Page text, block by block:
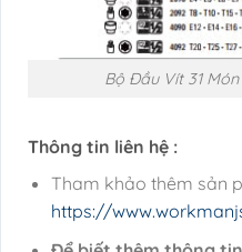
Bộ Đầu Vít 31 Món
Thông tin liên hệ :
Tham khảo thêm sản
https://